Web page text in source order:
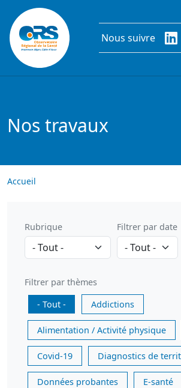
Aller au contenu principal
Nous suivre
Nos travaux
Accueil
Rubrique Filtrer par date
Filtrer par thèmes
- Tout -
Addictions
Alimentation / Activité physique
Covid-19 Diagnostics de
Données probantes E-santé